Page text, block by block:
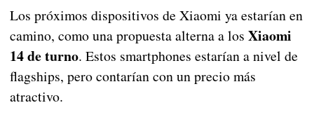
Los próximos dispositivos de Xiaomi ya estarían en
camino, como una propuesta alterna a los Xiaomi
14 de turno. Estos smartphones estarían a nivel de
flagships, pero contarían con un precio más
atractivo.